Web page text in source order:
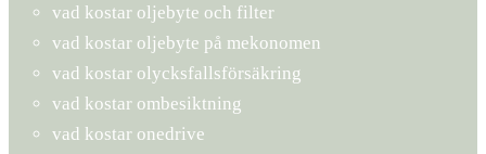
vad kostar oljebyte och filter
vad kostar oljebyte på mekonomen
vad kostar olycksfallsförsäkring
vad kostar ombesiktning
vad kostar onedrive